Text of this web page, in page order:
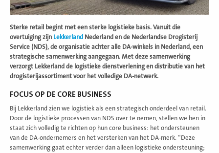
Sterke retail begint met een sterke logistieke basis. Vanuit die
overtuiging zijn Lekkerland Nederland en de Nederlandse Drogisterij
Service (NDS), de organisatie achter alle DA-winkels in Nederland, een
strategische samenwerking aangegaan. Met deze samenwerking
verzorgt Lekkerland de logistieke dienstverlening en distributie van het
drogisterijassortiment voor het volledige DA-netwerk.
FOCUS OP DE CORE BUSINESS
Bij Lekkerland zien we logistiek als een strategisch onderdeel van retail.
Door de logistieke processen van NDS over te nemen, stellen we hen in
staat zich volledig te richten op hun core business: het ondersteunen
van de DA-ondernemers en het versterken van het DA-merk. “Deze
samenwerking gaat echter verder dan alleen logistieke ondersteuning;